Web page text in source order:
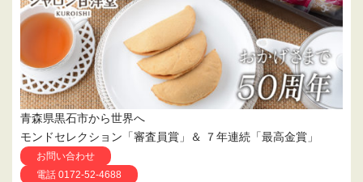
青森県黒石市から世界へ
モンドセレクション「審査員賞」＆ ７年連続「最高金賞」
お問い合わせ
電話 0172-52-4688